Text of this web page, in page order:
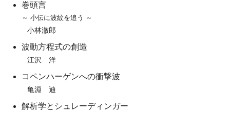
巻頭言
～ 小伝に波紋を追う ～
小林澈郎
波動方程式の創造
江沢 洋
コペンハーゲンへの衝撃波
亀淵 迪
解析学とシュレーディンガー